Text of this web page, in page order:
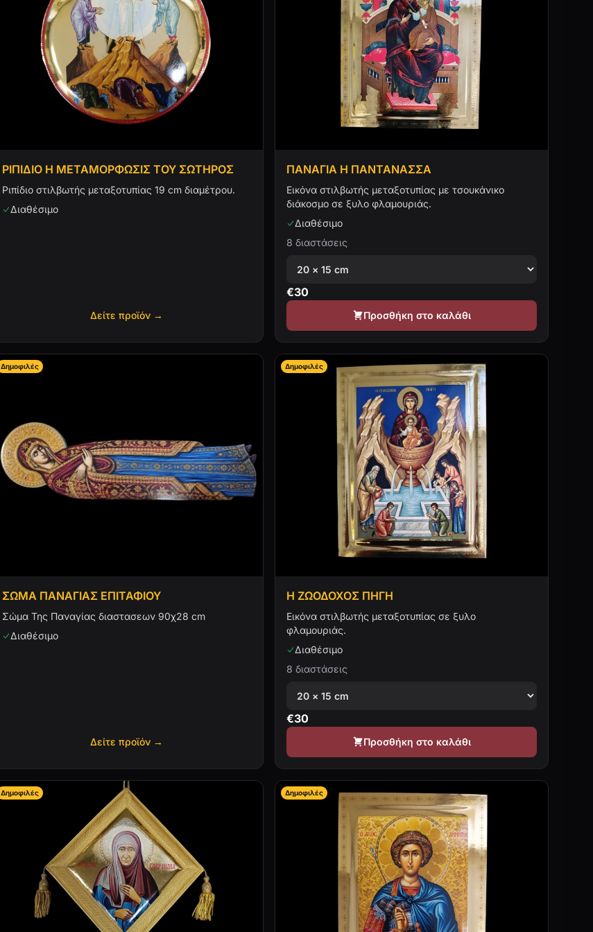
ΡΙΠΙΔΙΟ Η ΜΕΤΑΜΟΡΦΩΣΙΣ ΤΟΥ ΣΩΤΗΡΟΣ
Ριπίδιο στιλβωτής μεταξοτυπίας 19 cm διαμέτρου.
Διαθέσιμο
Δείτε προϊόν →
ΠΑΝΑΓΙΑ Η ΠΑΝΤΑΝΑΣΣΑ
Εικόνα στιλβωτής μεταξοτυπίας με τσουκάνικο
διάκοσμο σε ξυλο φλαμουριάς.
Διαθέσιμο
8 διαστάσεις
€30
Προσθήκη στο καλάθι
Δημοφιλές
ΣΩΜΑ ΠΑΝΑΓΙΑΣ ΕΠΙΤΑΦΙΟΥ
Σώμα Της Παναγίας διαστασεων 90χ28 cm
Διαθέσιμο
Δείτε προϊόν →
Δημοφιλές
Η ΖΩΟΔΟΧΟΣ ΠΗΓΗ
Εικόνα στιλβωτής μεταξοτυπίας σε ξυλο
φλαμουριάς.
Διαθέσιμο
8 διαστάσεις
€30
Προσθήκη στο καλάθι
Δημοφιλές Δημοφιλές